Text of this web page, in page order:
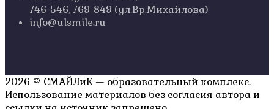
746-546, 769-849 (ул.Вр.Михайлова)
info@ulsmile.ru
2026 © СМАЙЛиК — образовательный комплекс.
Использование материалов без согласия автора и